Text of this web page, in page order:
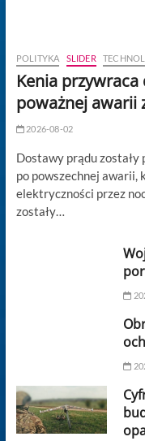
POLITYKA SLIDER
Kenia
poważnej awarii
2026-08-02
Dostawy prądu zostały
po powszechnej awarii,
elektryczności przez
zostały…